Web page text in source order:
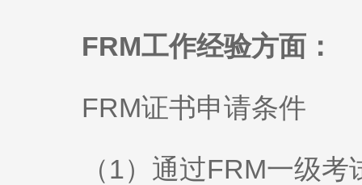
FRM工作经验方面：
FRM证书申请条件
（1）通过FRM一级考